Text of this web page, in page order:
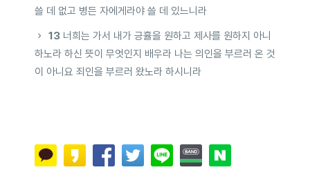
쓸 데 없고 병든 자에게라야 쓸 데 있느니라
13너희는 가서 내가 긍휼을 원하고 제사를 원하지 아니
하노라 하신 뜻이 무엇인지 배우라 나는 의인을 부르러 온 것
이 아니요 죄인을 부르러 왔노라 하시니라